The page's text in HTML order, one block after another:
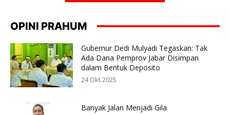
OPINI PRAHUM
Gubernur Dedi Mulyadi Tegaskan: Tak
Ada Dana Pemprov Jabar Disimpan
dalam Bentuk Deposito
24 Okt 2025
Banyak Jalan Menjadi Gila